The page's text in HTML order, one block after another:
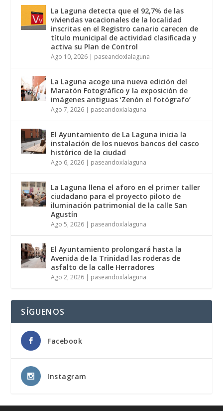
La Laguna detecta que el 92,7% de las
viviendas vacacionales de la localidad
inscritas en el Registro canario carecen de
título municipal de actividad clasificada y
activa su Plan de Control
Ago 10, 2026 | paseandoxlalaguna
La Laguna acoge una nueva edición del
Maratón Fotográfico y la exposición de
imágenes antiguas ‘Zenón el fotógrafo’
Ago 7, 2026 | paseandoxlalaguna
El Ayuntamiento de La Laguna inicia la
instalación de los nuevos bancos del casco
histórico de la ciudad
Ago 6, 2026 | paseandoxlalaguna
La Laguna llena el aforo en el primer taller
ciudadano para el proyecto piloto de
iluminación patrimonial de la calle San
Agustín
Ago 5, 2026 | paseandoxlalaguna
El Ayuntamiento prolongará hasta la
Avenida de la Trinidad las roderas de
asfalto de la calle Herradores
Ago 2, 2026 | paseandoxlalaguna
SÍGUENOS
Facebook
Instagram